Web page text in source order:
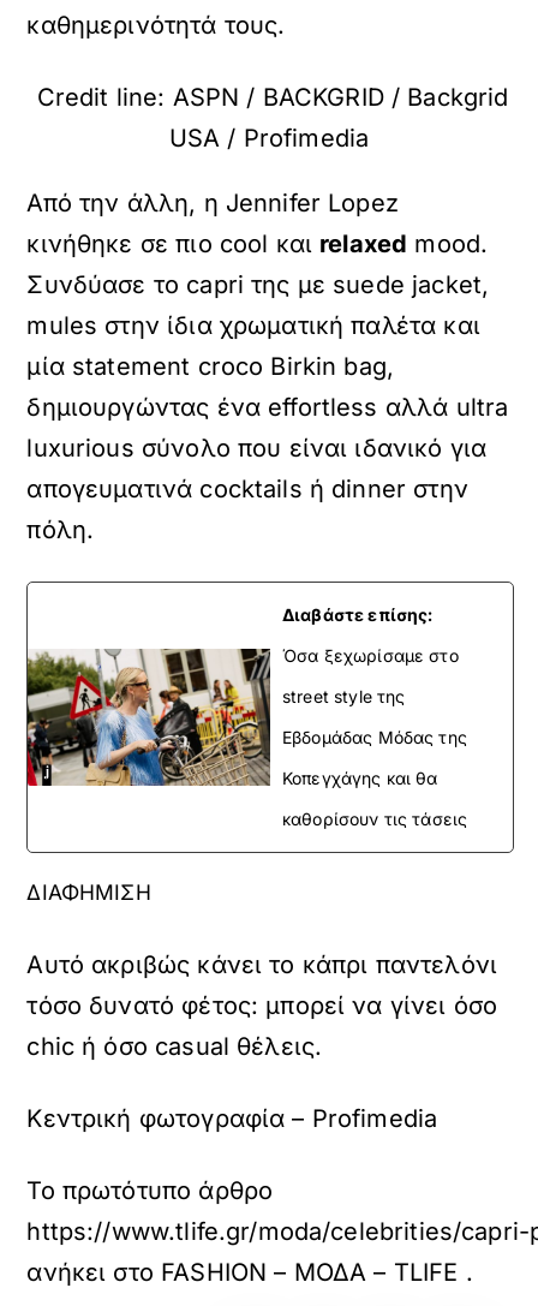
καθημερινότητά τους.
Credit line: ASPN / BACKGRID / Backgrid
USA / Profimedia
Από την άλλη, η Jennifer Lopez
κινήθηκε σε πιο cool και relaxed mood.
Συνδύασε το capri της με suede jacket,
mules στην ίδια χρωματική παλέτα και
μία statement croco Birkin bag,
δημιουργώντας ένα effortless αλλά ultra
luxurious σύνολο που είναι ιδανικό για
απογευματινά cocktails ή dinner στην
πόλη.
Διαβάστε επίσης:
Όσα ξεχωρίσαμε στο
street style της
Εβδομάδας Μόδας της
Κοπεγχάγης και θα
καθορίσουν τις τάσεις
ΔΙΑΦΗΜΙΣΗ
Αυτό ακριβώς κάνει το κάπρι παντελόνι
τόσο δυνατό φέτος: μπορεί να γίνει όσο
chic ή όσο casual θέλεις.
Κεντρική φωτογραφία – Profimedia
Το πρωτότυπο άρθρο
https://www.tlife.gr/moda/celebrities/
ανήκει στο FASHION – ΜΟΔΑ – TLIFE .